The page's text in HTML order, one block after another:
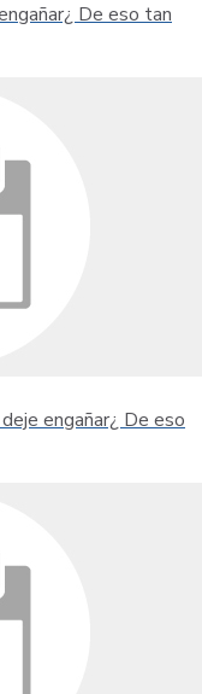
De eso tan
engañar¿ De eso